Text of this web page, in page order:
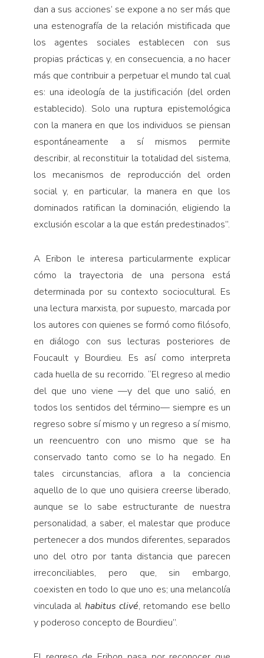
dan a sus acciones’ se expone a no ser más que
una estenografía de la relación mistificada que
los agentes sociales establecen con sus
propias prácticas y, en consecuencia, a no hacer
más que contribuir a perpetuar el mundo tal cual
es: una ideología de la justificación (del orden
establecido). Solo una ruptura epistemológica
con la manera en que los individuos se piensan
espontáneamente a sí mismos permite
describir, al reconstituir la totalidad del sistema,
los mecanismos de reproducción del orden
social y, en particular, la manera en que los
dominados ratifican la dominación, eligiendo la
exclusión escolar a la que están predestinados”.
A Eribon le interesa particularmente explicar
cómo la trayectoria de una persona está
determinada por su contexto sociocultural. Es
una lectura marxista, por supuesto, marcada por
los autores con quienes se formó como filósofo,
en diálogo con sus lecturas posteriores de
Foucault y Bourdieu. Es así como interpreta
cada huella de su recorrido. “El regreso al medio
del que uno viene —y del que uno salió, en
todos los sentidos del término— siempre es un
regreso sobre sí mismo y un regreso a sí mismo,
un reencuentro con uno mismo que se ha
conservado tanto como se lo ha negado. En
tales circunstancias, aflora a la conciencia
aquello de lo que uno quisiera creerse liberado,
aunque se lo sabe estructurante de nuestra
personalidad, a saber, el malestar que produce
pertenecer a dos mundos diferentes, separados
uno del otro por tanta distancia que parecen
irreconciliables, pero que, sin embargo,
coexisten en todo lo que uno es; una melancolía
vinculada al habitus clivé, retomando ese bello
y poderoso concepto de Bourdieu”.